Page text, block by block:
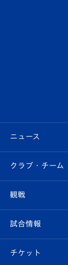
ニュース
すべて
クラブ
試合情報
クラブ・チーム
クラブ概要
観戦
観戦ルール
試合情報
試合日程/結果
チケット